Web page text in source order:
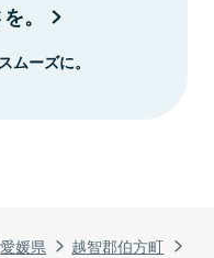
愛媛県
越智郡伯方町
。
ムーズに。